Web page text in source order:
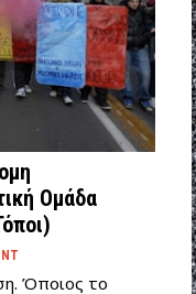
Ομάδα
Όποιος το